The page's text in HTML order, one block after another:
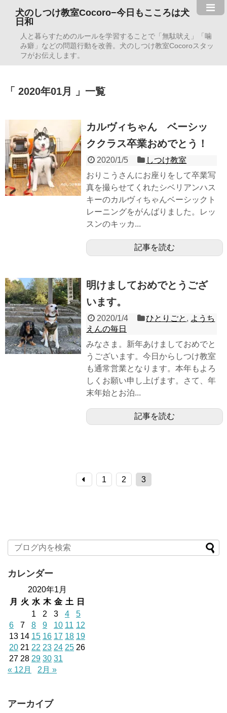
犬のしつけ教室Cocoro−今日もこころは犬
日和
人と暮らすためのルールを学習することで「無駄吠え」「噛
み癖」などの問題行動を改善。犬のしつけ教室Cocoroスタッ
フがお伝えします。
2020年01月 一覧
カルヴィちゃん ベーシッ
ククラス卒業おめでとう！
2020/1/5
しつけ教室
おりこうさんにお座りをして卒業写
真を撮らせてくれたシベリアンハス
キーのカルヴィちゃんベーシックト
レーニングをがんばりました。レッ
スンのキッカ...
記事を読む
明けましておめでとうござ
います。
2020/1/4 ひとりごと , ようち
えんの毎日
みなさま。新年あけましておめでと
うございます。今日からしつけ教室
も通常営業となります。本年もよろ
しくお願い申し上げます。さて、年
末年始とお泊...
記事を読む
1 2 3
カレンダー
2020年1月
月
火 水 木 金 土
日
1
2 3 4
5
6
7 8 9 10 11 12
13 14 15 16 17 18 19
20 21 22 23 24 25 26
27 28 29 30 31
« 12月
2月 »
アーカイブ